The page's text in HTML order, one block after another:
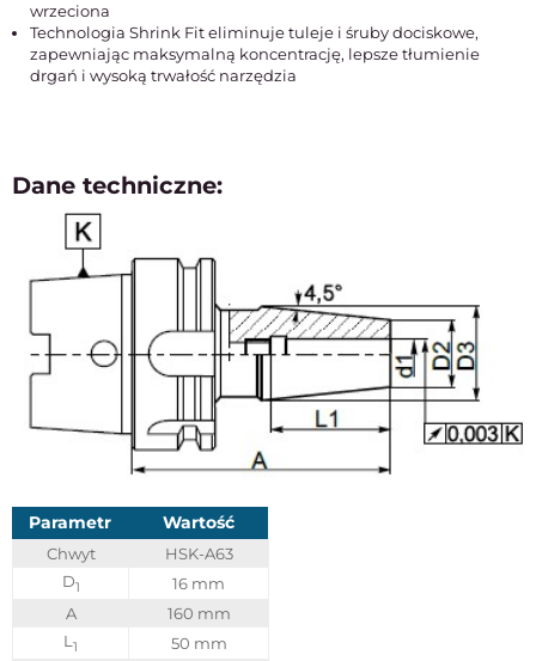
wrzeciona
Technologia Shrink Fit eliminuje tuleje i śruby dociskowe,
zapewniając maksymalną koncentrację, lepsze tłumienie
drgań i wysoką trwałość narzędzia
Dane techniczne:
Parametr Wartość
Chwyt
HSK-A63
D1
16 mm
A
160 mm
L 1
50 mm